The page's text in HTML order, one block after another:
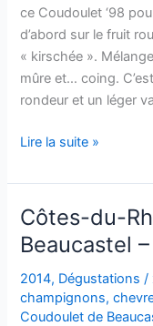
ce Coudoulet ‘98
d’abord sur le fruit
« kirschée ».
mûre et… coing.
rondeur et un léger
Côtes-
Rhône
–
Coudoulet
de
Beaucastel
–
1998
Lire la suite »
Côtes-du-
Beaucastel
2014, Dégustations /
champignons,
Coudoulet de